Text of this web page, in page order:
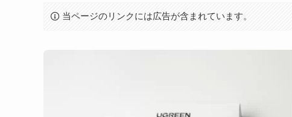
当ページのリンクには広告が含まれています。